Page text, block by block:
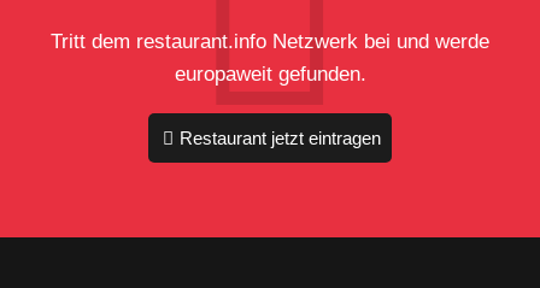
Tritt dem restaurant.info Netzwerk bei und werde
europaweit gefunden.
Restaurant jetzt eintragen